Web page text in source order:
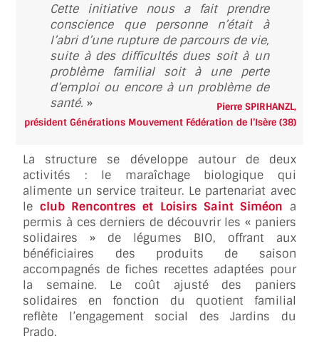
Cette initiative nous a fait prendre
conscience que personne n’était à
l’abri d’une rupture de parcours de vie,
suite à des difficultés dues soit à un
problème familial soit à une perte
d’emploi ou encore à un problème de
santé. »
Pierre SPIRHANZL,
président Générations Mouvement Fédération de l’Isère (38)
La structure se développe autour de deux
activités : le maraîchage biologique qui
alimente un service traiteur. Le partenariat avec
leclub Rencontres et Loisirs Saint Siméon a
permis à ces derniers de découvrir les « paniers
solidaires » de légumes BIO, offrant aux
bénéficiaires des produits de saison
accompagnés de fiches recettes adaptées pour
la semaine. Le coût ajusté des paniers
solidaires en fonction du quotient familial
reflète l’engagement social des Jardins du
Prado.